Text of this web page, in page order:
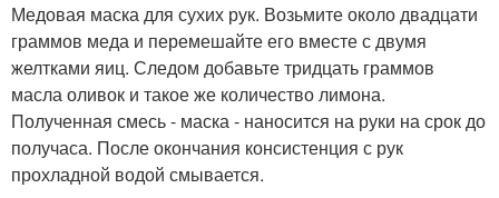
Медовая маска для сухих рук. Возьмите около двадцати
граммов меда и перемешайте его вместе с двумя
желтками яиц. Следом добавьте тридцать граммов
масла оливок и такое же количество лимона.
Полученная смесь - маска - наносится на руки на срок до
получаса. После окончания консистенция с рук
прохладной водой смывается.